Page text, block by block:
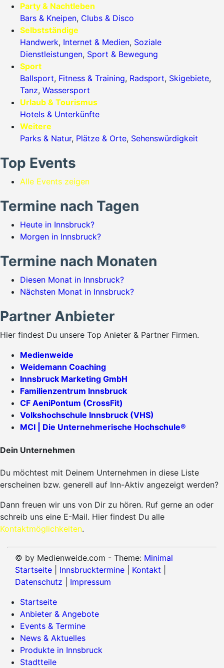
Party & Nachtleben
Bars & Kneipen, Clubs & Disco
Selbstständige
Handwerk, Internet & Medien, Soziale
Dienstleistungen, Sport & Bewegung
Sport
Ballsport, Fitness & Training, Radsport, Skigebiete,
Tanz, Wassersport
Urlaub & Tourismus
Hotels & Unterkünfte
Weitere
Parks & Natur, Plätze & Orte, Sehenswürdigkeit
Top Events
Alle Events zeigen
Termine nach Tagen
Heute in Innsbruck?
Morgen in Innsbruck?
Termine nach Monaten
Diesen Monat in Innsbruck?
Nächsten Monat in Innsbruck?
Partner Anbieter
Hier findest Du unsere Top Anieter & Partner Firmen.
Medienweide
Weidemann Coaching
Innsbruck Marketing GmbH
Familienzentrum Innsbruck
CF AeniPontum (CrossFit)
Volkshochschule Innsbruck (VHS)
MCI | Die Unternehmerische Hochschule®
Dein Unternehmen
Du möchtest mit Deinem Unternehmen in diese Liste
erscheinen bzw. generell auf Inn-Aktiv angezeigt werden?
Dann freuen wir uns von Dir zu hören. Ruf gerne an oder
schreib uns eine E-Mail. Hier findest Du alle
Kontaktmöglichkeiten.
© by Medienweide.com - Theme: Minimal
Startseite
Innsbrucktermine Kontakt
Datenschutz
Impressum
Startseite
Anbieter & Angebote
Events & Termine
News & Aktuelles
Produkte in Innsbruck
Stadtteile